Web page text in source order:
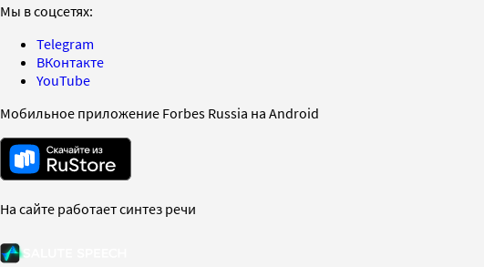
Мы в соцсетях:
Telegram
ВКонтакте
YouTube
Мобильное приложение Forbes Russia на Android
На сайте работает синтез речи